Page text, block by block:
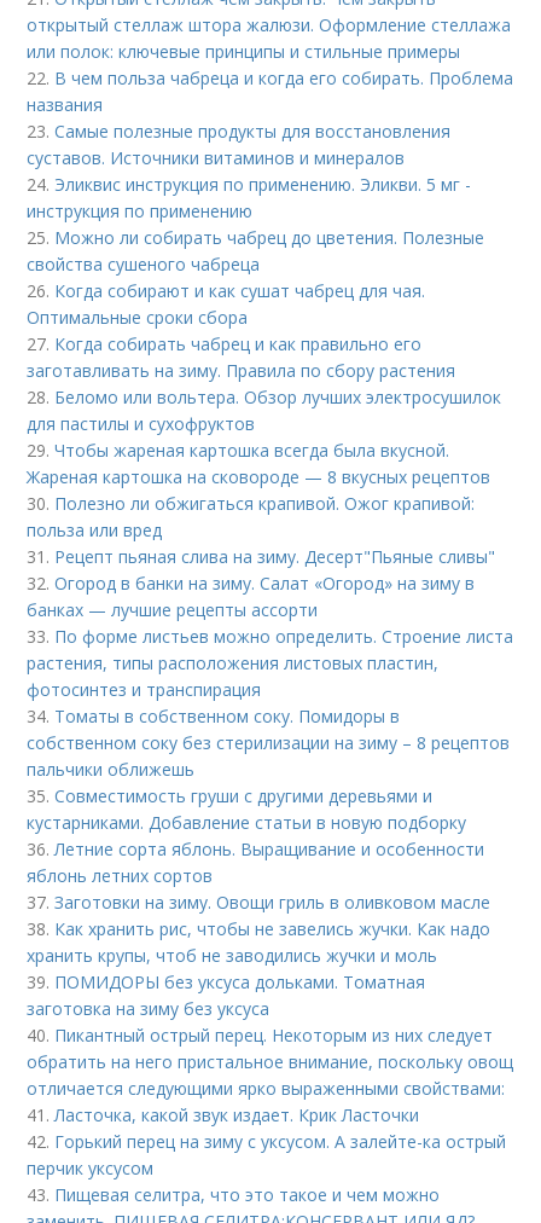
открытый стеллаж штора жалюзи. Оформление стеллажа
или полок: ключевые принципы и стильные примеры
22. В чем польза чабреца и когда его собирать. Проблема
названия
23.Самые полезные продукты для восстановления
суставов. Источники витаминов и минералов
24. Эликвис инструкция по применению. Эликви. 5 мг -
инструкция по применению
25. Можно ли собирать чабрец до цветения. Полезные
свойства сушеного чабреца
26. Когда собирают и как сушат чабрец для чая.
Оптимальные сроки сбора
27. Когда собирать чабрец и как правильно его
заготавливать на зиму. Правила по сбору растения
28. Беломо или вольтера. Обзор лучших электросушилок
для пастилы и сухофруктов
29.Чтобы жареная картошка всегда была вкусной.
Жареная картошка на сковороде — 8 вкусных рецептов
30. Полезно ли обжигаться крапивой. Ожог крапивой:
польза или вред
31. Рецепт пьяная слива на зиму. Десерт"Пьяные сливы"
32.Огород в банки на зиму. Салат «Огород» на зиму в
банках — лучшие рецепты ассорти
33. По форме листьев можно определить. Строение листа
растения, типы расположения листовых пластин,
фотосинтез и транспирация
34. Томаты в собственном соку. Помидоры в
собственном соку без стерилизации на зиму – 8 рецептов
пальчики оближешь
35.Совместимость груши с другими деревьями и
кустарниками. Добавление статьи в новую подборку
36. Летние сорта яблонь. Выращивание и особенности
яблонь летних сортов
37.Заготовки на зиму. Овощи гриль в оливковом масле
38. Как хранить рис, чтобы не завелись жучки. Как надо
хранить крупы, чтоб не заводились жучки и моль
39. ПОМИДОРЫ без уксуса дольками. Томатная
заготовка на зиму без уксуса
40. Пикантный острый перец. Некоторым из них следует
обратить на него пристальное внимание, поскольку овощ
отличается следующими ярко выраженными свойствами:
41. Ласточка, какой звук издает. Крик Ласточки
42. Горький перец на зиму с уксусом. А залейте-ка острый
перчик уксусом
43. Пищевая селитра, что это такое и чем можно